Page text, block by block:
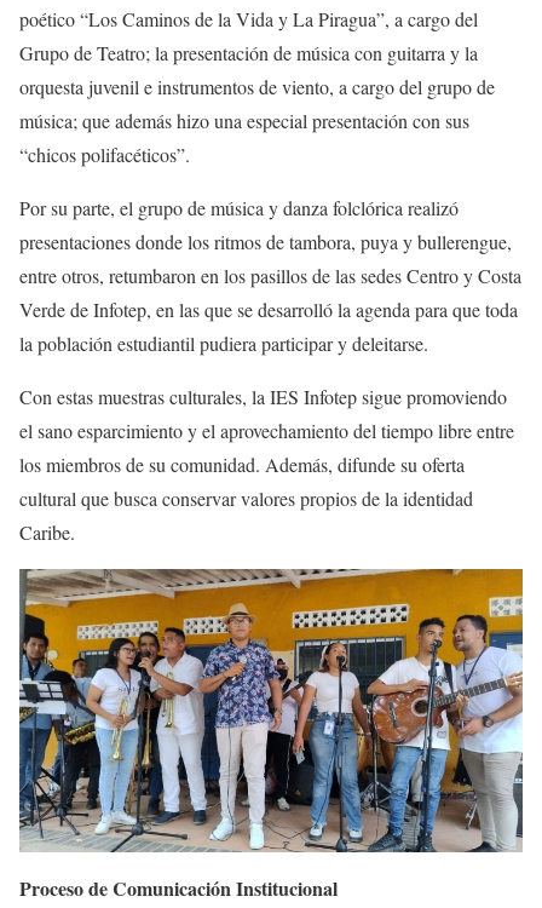
poético “Los Caminos de la Vida y La Piragua”, a cargo del
Grupo de Teatro; la presentación de música con guitarra y la
orquesta juvenil e instrumentos de viento, a cargo del grupo de
música; que además hizo una especial presentación con sus
“chicos polifacéticos”.
Por su parte, el grupo de música y danza folclórica realizó
presentaciones donde los ritmos de tambora, puya y bullerengue,
entre otros, retumbaron en los pasillos de las sedes Centro y Costa
Verde de Infotep, en las que se desarrolló la agenda para que toda
la población estudiantil pudiera participar y deleitarse.
Con estas muestras culturales, la IES Infotep sigue promoviendo
el sano esparcimiento y el aprovechamiento del tiempo libre entre
los miembros de su comunidad. Además, difunde su oferta
cultural que busca conservar valores propios de la identidad
Caribe.
Proceso de Comunicación Institucional